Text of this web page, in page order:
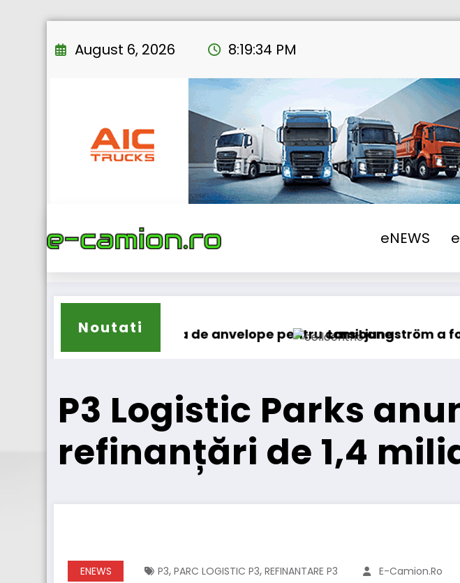
to
August 6, 2026 8:19:35 PM
eNEWS
P3 Logistic
Noutati
anvelope pentru camioaneLars Ljungström a fost numit director general
P3 Logistic Parks
refinanțări de 1,4
ENEWS P3, PARC LOGISTIC P3, REFINANTARE P3 E-Camion.ro